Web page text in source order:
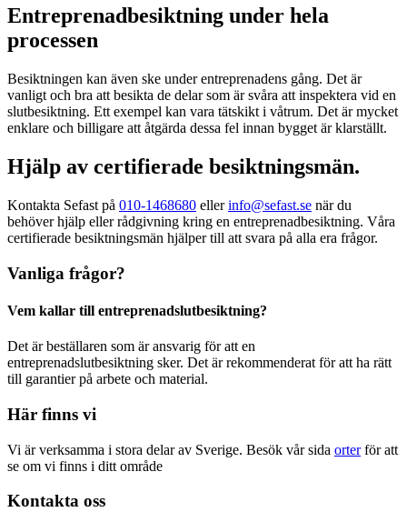
Entreprenadbesiktning under hela
processen
Besiktningen kan även ske under entreprenadens gång. Det är
vanligt och bra att besikta de delar som är svåra att inspektera vid en
slutbesiktning. Ett exempel kan vara tätskikt i våtrum. Det är mycket
enklare och billigare att åtgärda dessa fel innan bygget är klarställt.
Hjälp av certifierade besiktningsmän.
Kontakta Sefast på 010-1468680 ellerinfo@sefast.se när du
behöver hjälp eller rådgivning kring en entreprenadbesiktning. Våra
certifierade besiktningsmän hjälper till att svara på alla era frågor.
Vanliga frågor?
Vem kallar till entreprenadslutbesiktning?
Det är beställaren som är ansvarig för att en
entreprenadslutbesiktning sker. Det är rekommenderat för att ha rätt
till garantier på arbete och material.
Här finns vi
Vi är verksamma i stora delar av Sverige. Besök vår sida orterför att
se om vi finns i ditt område
Kontakta oss